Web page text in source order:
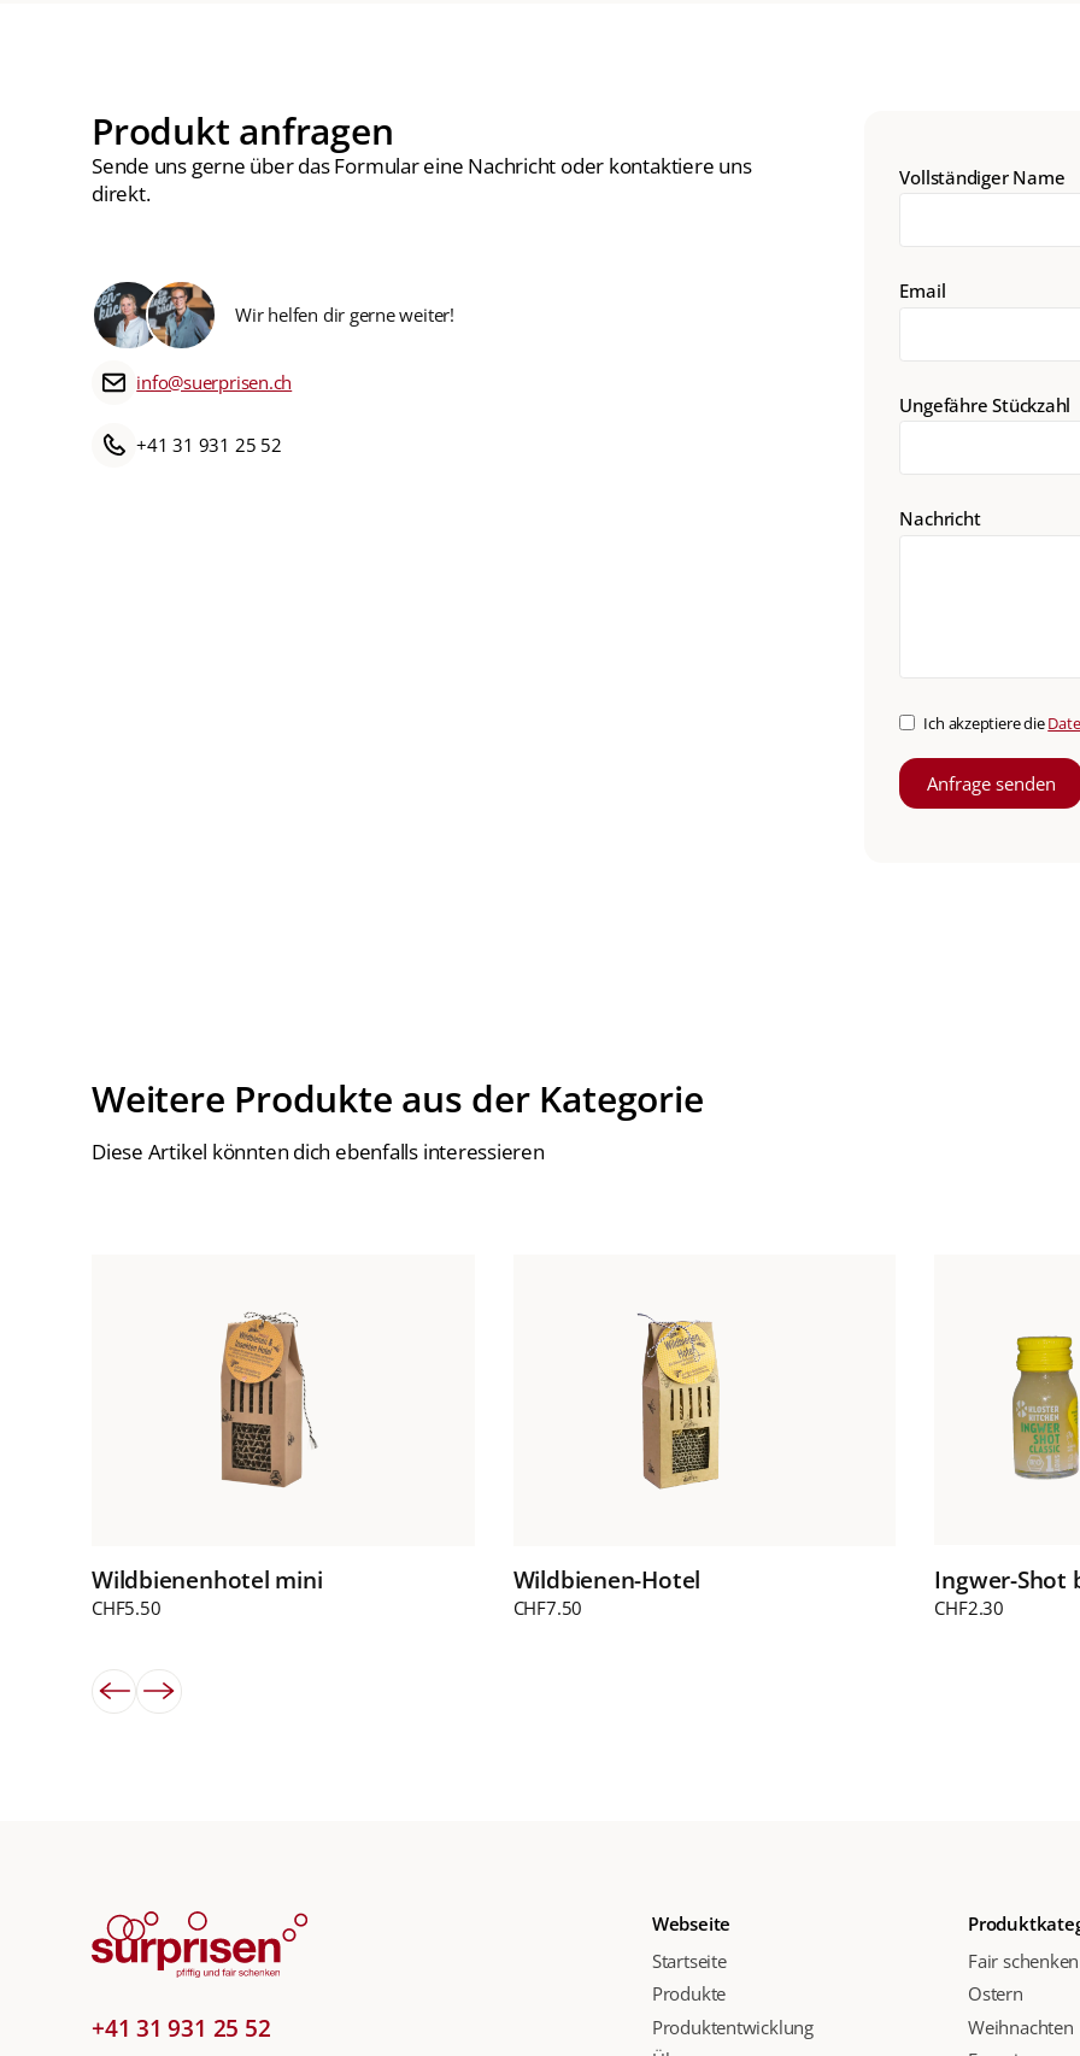
Produkt anfragen
Sende uns gerne über das Formular eine Nachricht oder kontaktiere uns
direkt.
Wir helfen dir gerne weiter!
info@suerprisen.ch
+41 31 931 25 52
Vollständiger Name
Email
Ungefähre Stückzahl
Nachricht
Ich akzeptiere die
Weitere Produkte aus der Kategorie
Diese Artikel könnten dich ebenfalls interessieren
Wildbienenhotel mini
CHF5.50
Wildbienen-Hotel
CHF7.50
Ingwer-Shot
CHF2.30
+41 31 931 25 52
Webseite
Startseite
Produkte
Produktentwicklung
Fair schenken
Ostern
Weihnachten